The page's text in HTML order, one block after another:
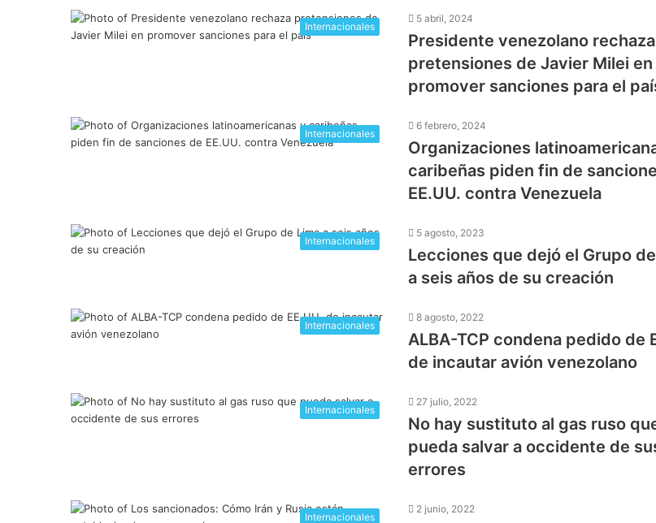
Internacionales
5 abril, 2024
Presidente venezolano rechaza
pretensiones de Javier Milei en
promover sanciones para el
Internacionales
6 febrero, 2024
Organizaciones
caribeñas piden fin de
EE.UU. contra Venezuela
Internacionales
5 agosto, 2023
Lecciones que dejó el Grupo
a seis años de su creación
Internacionales
8 agosto, 2022
ALBA-TCP condena pedido de
de incautar avión venezolano
Internacionales
27 julio, 2022
No hay sustituto al gas ruso
pueda salvar a occidente de
errores
Internacionales
2 junio, 2022